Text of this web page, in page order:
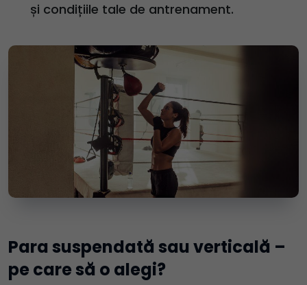
și condițiile tale de antrenament.
Para suspendată sau verticală –
pe care să o alegi?